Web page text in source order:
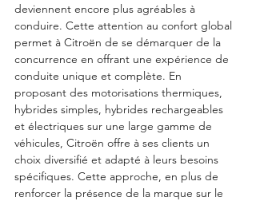
deviennent encore plus agréables à
conduire. Cette attention au confort global
permet à Citroën de se démarquer de la
concurrence en offrant une expérience de
conduite unique et complète. En
proposant des motorisations thermiques,
hybrides simples, hybrides rechargeables
et électriques sur une large gamme de
véhicules, Citroën offre à ses clients un
choix diversifié et adapté à leurs besoins
spécifiques. Cette approche, en plus de
renforcer la présence de la marque sur le